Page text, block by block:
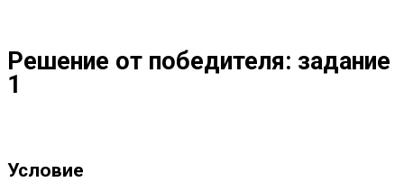
Решение от победителя: задание
1
Условие